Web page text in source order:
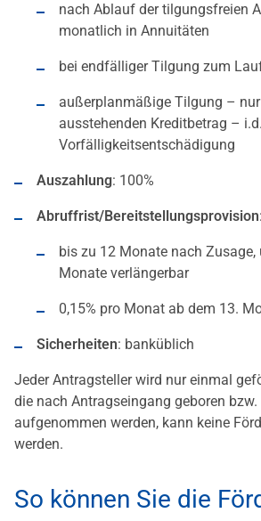
nach Ablauf der tilgungsfreien
monatlich in Annuitäten
bei endfälliger Tilgung zum
außerplanmäßige Tilgung –
ausstehenden Kreditbetrag –
Vorfälligkeitsentschädigung
Auszahlung: 100%
Abruffrist/Bereitstellungsprovision:
bis zu 12 Monate nach
Monate verlängerbar
0,15% pro Monat ab dem 13.
Sicherheiten: banküblich
Jeder Antragsteller wird nur einmal
die nach Antragseingang geboren
aufgenommen werden, kann keine
werden.
So können Sie die